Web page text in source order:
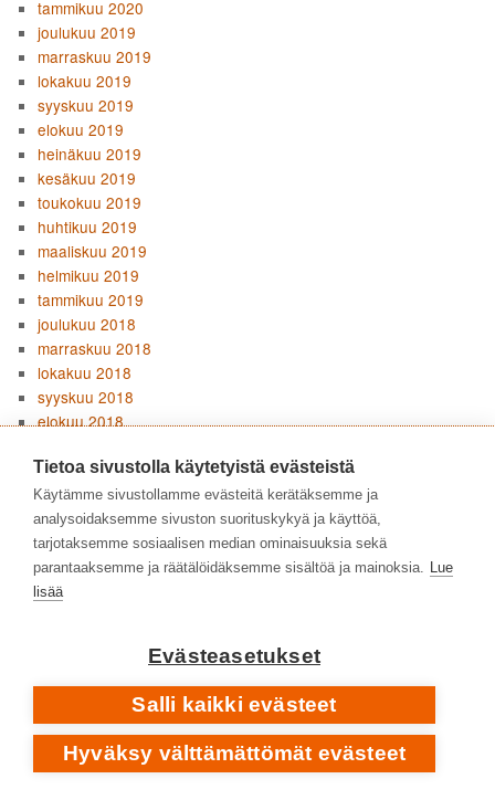
tammikuu 2020
joulukuu 2019
marraskuu 2019
lokakuu 2019
syyskuu 2019
elokuu 2019
heinäkuu 2019
kesäkuu 2019
toukokuu 2019
huhtikuu 2019
maaliskuu 2019
helmikuu 2019
tammikuu 2019
joulukuu 2018
marraskuu 2018
lokakuu 2018
syyskuu 2018
elokuu 2018
kesäkuu 2018
toukokuu 2018
huhtikuu 2018
maaliskuu 2018
tammikuu 2018
joulukuu 2017
kesäkuu 2017
toukokuu 2017
huhtikuu 2017
maaliskuu 2017
Tietoa sivustolla käytetyistä evästeistä
Käytämme sivustollamme evästeitä kerätäksemme ja
analysoidaksemme sivuston suorituskykyä ja käyttöä,
tarjotaksemme sosiaalisen median ominaisuuksia sekä
parantaaksemme ja räätälöidäksemme sisältöä ja mainoksia. Lue
lisää
Evästeasetukset
Salli kaikki evästeet
Hyväksy välttämättömät evästeet